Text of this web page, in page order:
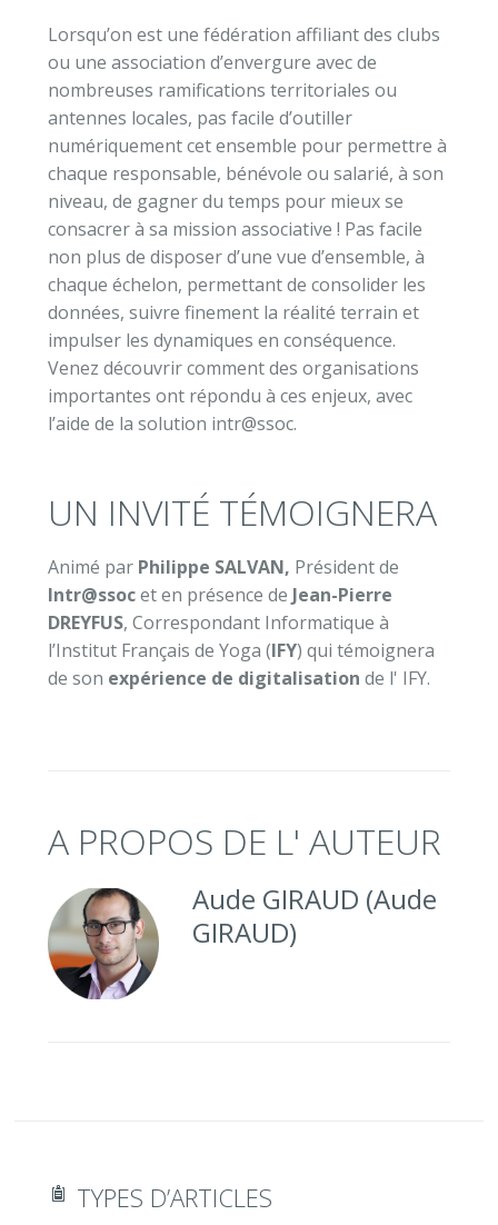
Lorsqu’on est une fédération affiliant des clubs
ou une association d’envergure avec de
nombreuses ramifications territoriales ou
antennes locales, pas facile d’outiller
numériquement cet ensemble pour permettre à
chaque responsable, bénévole ou salarié, à son
niveau, de gagner du temps pour mieux se
consacrer à sa mission associative ! Pas facile
non plus de disposer d’une vue d’ensemble, à
chaque échelon, permettant de consolider les
données, suivre finement la réalité terrain et
impulser les dynamiques en conséquence.
Venez découvrir comment des organisations
importantes ont répondu à ces enjeux, avec
l’aide de la solution intr@ssoc.
UN INVITÉ TÉMOIGNERA
Animé par Philippe SALVAN, Président de
Intr@ssocet en présence de Jean-Pierre
DREYFUS, Correspondant Informatique à
l’Institut Français de Yoga (IFY) qui témoignera
de son expérience de digitalisation de l' IFY.
A PROPOS DE L' AUTEUR
Aude GIRAUD (Aude
GIRAUD)
TYPES D’ARTICLES